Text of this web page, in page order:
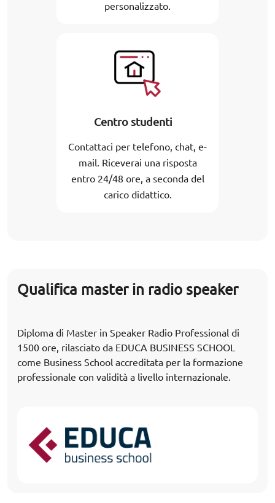
personalizzato.
Centro studenti
Contattaci per telefono, chat, e-
mail. Riceverai una risposta
entro 24/48 ore, a seconda del
carico didattico.
Qualifica master in radio speaker
Diploma di Master in Speaker Radio Professional di
1500 ore, rilasciato da EDUCA BUSINESS SCHOOL
come Business School accreditata per la formazione
professionale con validità a livello internazionale.